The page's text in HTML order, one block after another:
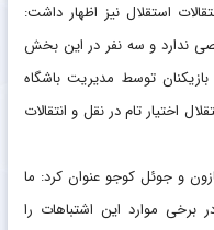
استقلال نیز اظهار داشت:
ندارد و سه نفر در این بخش
توسط مدیریت باشگاه
اختیار تام در نقل و انتقالات
و جوئل کوجو عنوان کرد: ما
برخی موارد این اشتباهات را